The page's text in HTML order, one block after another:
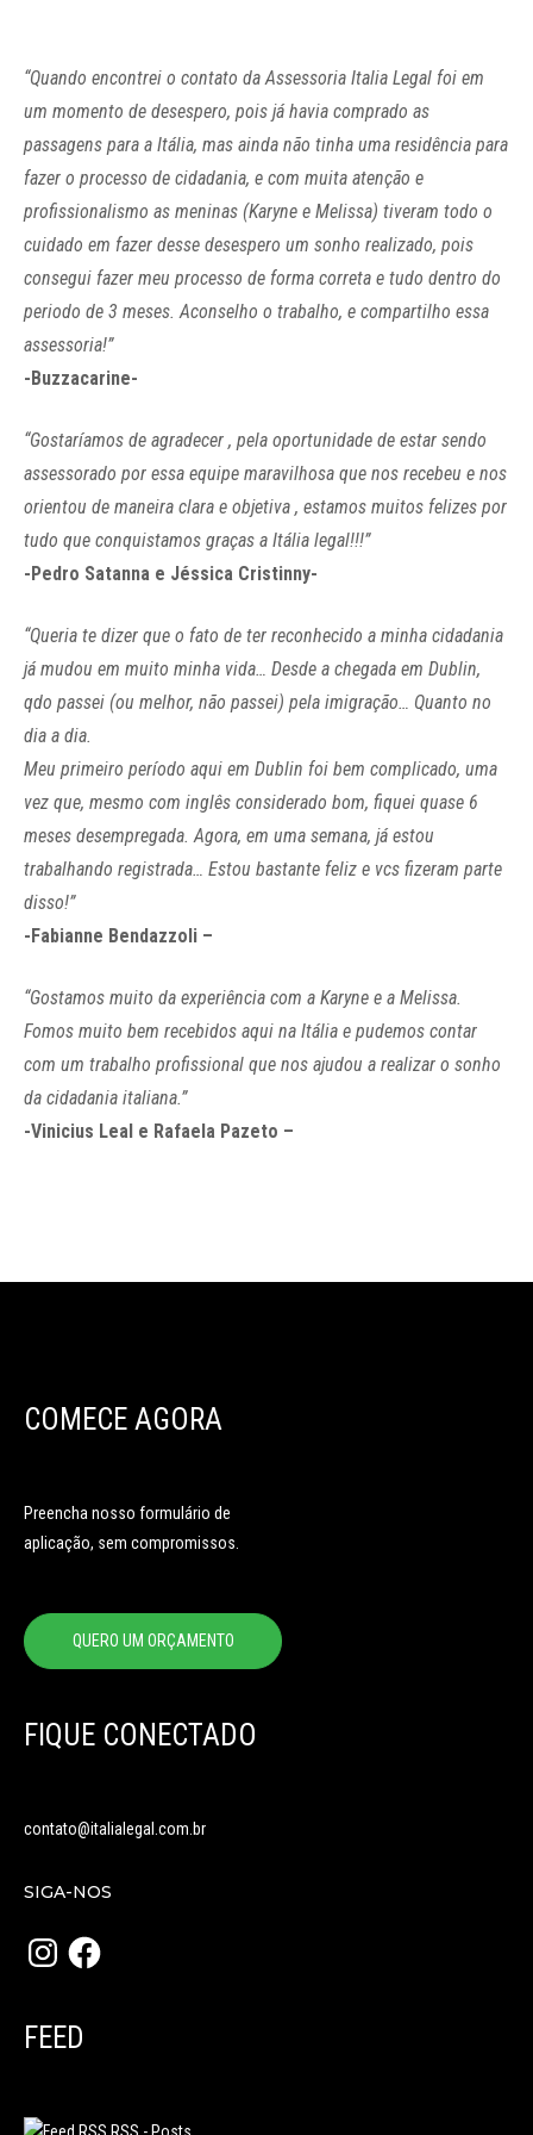
“Quando encontrei o contato da Assessoria Italia Legal foi em
um momento de desespero, pois já havia comprado as
passagens para a Itália, mas ainda não tinha uma residência para
fazer o processo de cidadania, e com muita atenção e
profissionalismo as meninas (Karyne e Melissa) tiveram todo o
cuidado em fazer desse desespero um sonho realizado, pois
consegui fazer meu processo de forma correta e tudo dentro do
periodo de 3 meses. Aconselho o trabalho, e compartilho essa
assessoria!”
-Buzzacarine-
“Gostaríamos de agradecer , pela oportunidade de estar sendo
assessorado por essa equipe maravilhosa que nos recebeu e nos
orientou de maneira clara e objetiva , estamos muitos felizes por
tudo que conquistamos graças a Itália legal!!!”
-Pedro Satanna e Jéssica Cristinny-
“Queria te dizer que o fato de ter reconhecido a minha cidadania
já mudou em muito minha vida… Desde a chegada em Dublin,
qdo passei (ou melhor, não passei) pela imigração… Quanto no
dia a dia.
Meu primeiro período aqui em Dublin foi bem complicado, uma
vez que, mesmo com inglês considerado bom, fiquei quase 6
meses desempregada. Agora, em uma semana, já estou
trabalhando registrada… Estou bastante feliz e vcs fizeram parte
disso!”
-Fabianne Bendazzoli –
“Gostamos muito da experiência com a Karyne e a Melissa.
Fomos muito bem recebidos aqui na Itália e pudemos contar
com um trabalho profissional que nos ajudou a realizar o sonho
da cidadania italiana.”
-Vinicius Leal e Rafaela Pazeto –
COMECE AGORA
Preencha nosso formulário de
aplicação, sem compromissos.
QUERO UM ORÇAMENTO
FIQUE CONECTADO
contato@italialegal.com.br
SIGA-NOS
InstagramFacebook
FEED